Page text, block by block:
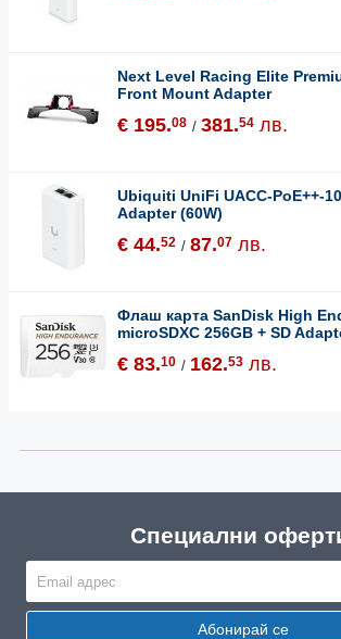
Next Level Racing Elite
Front Mount Adapter
€ 195.08 / 381.54 лв.
Ubiquiti UniFi UACC-PoE++-
Adapter (60W)
€ 44.52 / 87.07 лв.
Флаш карта SanDisk High
microSDXC 256GB + SD
€ 83.10 / 162.53 лв.
Специални
Абонирай се